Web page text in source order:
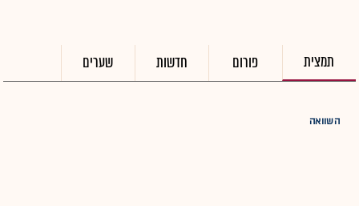
תמצית פורום חדשות שערים
השוואה